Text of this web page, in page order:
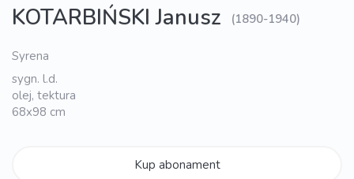
KOTARBIŃSKI Janusz (1890-1940)
Syrena
sygn. l.d.
olej, tektura
68x98 cm
Kup abonament